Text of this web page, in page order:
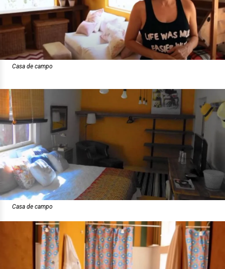
Casa de campo
Casa de campo